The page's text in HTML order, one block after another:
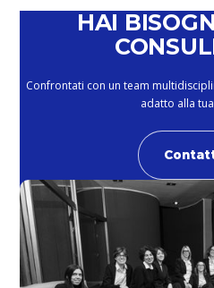
HAI
Confrontati con un team
adatto alla